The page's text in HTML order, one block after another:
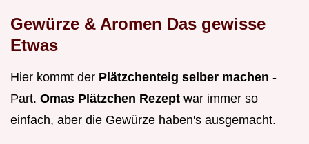
Gewürze & Aromen Das gewisse
Etwas
Hier kommt der Plätzchenteig selber machen -
Part. Omas Plätzchen Rezept war immer so
einfach, aber die Gewürze haben's ausgemacht.